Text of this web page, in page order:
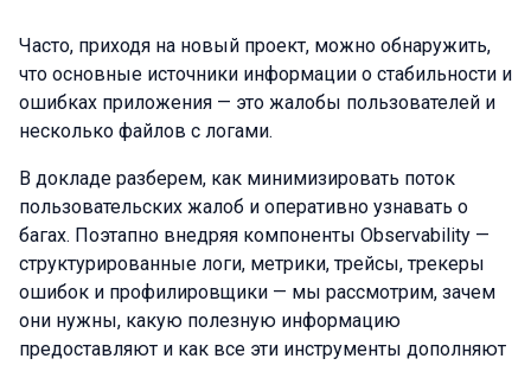
Часто, приходя на новый проект, можно обнаружить,
что основные источники информации о стабильности и
ошибках приложения — это жалобы пользователей и
несколько файлов с логами.
В докладе разберем, как минимизировать поток
пользовательских жалоб и оперативно узнавать о
багах. Поэтапно внедряя компоненты Observability —
структурированные логи, метрики, трейсы, трекеры
ошибок и профилировщики — мы рассмотрим, зачем
они нужны, какую полезную информацию
предоставляют и как все эти инструменты дополняют